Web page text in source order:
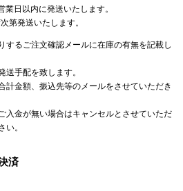
日以内に発送いたします。
第発送いたします。
るご注文確認メールに在庫の有無を記載し
送手配を致します。
金額、振込先等のメールをさせていただき
入金が無い場合はキャンセルとさせていただ
い。
済